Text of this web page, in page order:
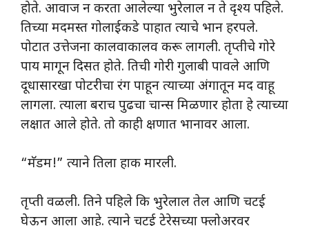
होते. आवाज न करता आलेल्या भुरेलाल न ते दृश्य पहिले.
तिच्या मदमस्त गोलाईकडे पाहात त्याचे भान हरपले.
पोटात उत्तेजना कालवाकालव करू लागली. तृप्तीचे गोरे
पाय मागून दिसत होते. तिची गोरी गुलाबी पावले आणि
दूधासारखा पोटरीचा रंग पाहून त्याच्या अंगातून मद वाहू
लागला. त्याला बराच पुढचा चान्स मिळणार होता हे त्याच्या
लक्षात आले होते. तो काही क्षणात भानावर आला.
“मॅडम!” त्याने तिला हाक मारली.
तृप्ती वळली. तिने पहिले कि भुरेलाल तेल आणि चटई
घेऊन आला आहे. त्याने चटई टेरेसच्या फ्लोअरवर